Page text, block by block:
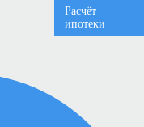
Расчёт
ипотеки